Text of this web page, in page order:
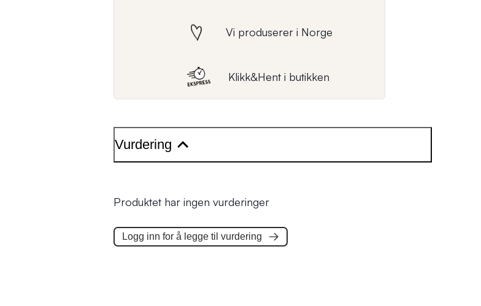
Vi produserer i Norge
Klikk&Hent i butikken
Vurdering
Produktet har ingen vurderinger
Logg inn for å legge til vurdering